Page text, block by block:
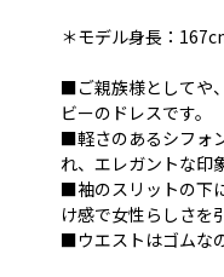
＊モデル身長：
■ご親族様としてや
ビーのドレスです。
■軽さのあるシフォ
れ、エレガントな印
■袖のスリットの下
け感で女性らしさを
■ウエストはゴムな